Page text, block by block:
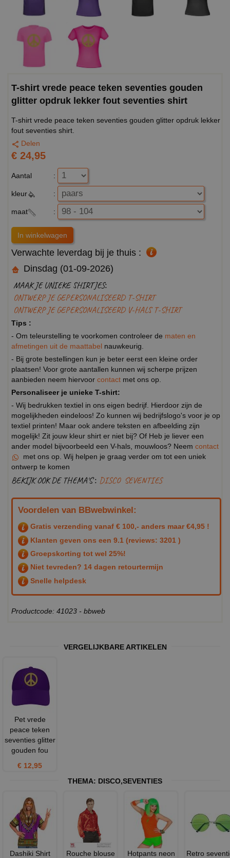
T-shirt vrede peace teken seventies gouden
glitter opdruk lekker fout seventies shirt
T-shirt vrede peace teken seventies gouden glitter opdruk lekker
fout seventies shirt.
Delen
€ 24,95
Aantal :
kleur :
maat :
Verwachte leverdag bij je thuis :
Dinsdag (01-09-2026)
MAAK JE UNIEKE SHIRTJES:
ONTWERP JE GEPERSONALISEERD T-SHIRT
ONTWERP JE GEPERSONALISEERD V-HALS T-SHIRT
Tips :
- Om teleurstelling te voorkomen controleer de maten en
afmetingen uit de maattabel nauwkeurig.
- Bij grote bestellingen kun je beter eerst een kleine order
plaatsen! Voor grote aantallen kunnen wij scherpe prijzen
aanbieden neem hiervoor contact met ons op.
Personaliseer je unieke T-shirt:
- Wij bedrukken textiel in ons eigen bedrijf. Hierdoor zijn de
mogelijkheden eindeloos! Zo kunnen wij bedrijfslogo's voor je op
textiel printen! Maar ook andere teksten en afbeelding zijn
mogelijk! Zit jouw kleur shirt er niet bij? Of Heb je liever een
ander model bijvoorbeeld een V-hals, mouwloos? Neem contact
met ons op. Wij helpen je graag verder om tot een uniek
ontwerp te komen
BEKIJK OOK DE THEMA'S : DISCO SEVENTIES
Voordelen van BBwebwinkel:
Gratis verzending vanaf € 100,- anders maar €4,95 !
Klanten geven ons een 9.1 (reviews: 3201 )
Groepskorting tot wel 25%!
Niet tevreden? 14 dagen retourtermijn
Snelle helpdesk
Productcode: 41023 - bbweb
VERGELIJKBARE ARTIKELEN
Pet vrede
peace teken
seventies glitter
gouden fou
€ 12,95
THEMA: DISCO,SEVENTIES
Dashiki Shirt
Rouche blouse
Hotpants neon
Retro